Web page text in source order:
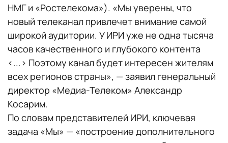
НМГ и «Ростелекома»). «Мы уверены, что
новый телеканал привлечет внимание самой
широкой аудитории. У ИРИ уже не одна тысяча
часов качественного и глубокого контента
<...> Поэтому канал будет интересен жителям
всех регионов страны», — заявил генеральный
директор «Медиа-Телеком» Александр
Косарим.
По словам представителей ИРИ, ключевая
задача «Мы» — «построение дополнительного